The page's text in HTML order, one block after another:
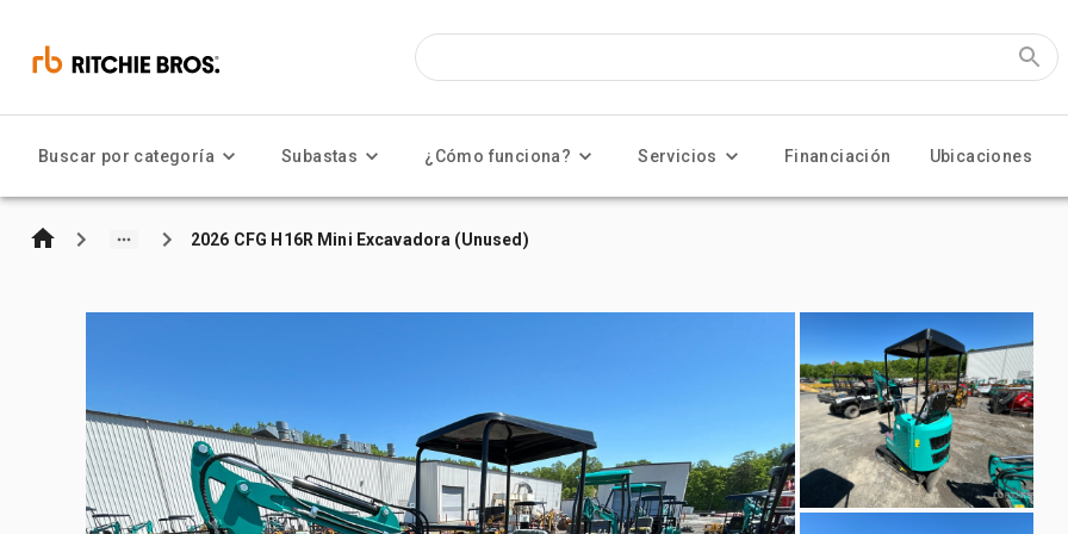
Buscar por categoría Subastas ¿Cómo funciona? Servicios Financiación Ubicaciones
2026 CFG H16R Mini Excavadora (Unused)